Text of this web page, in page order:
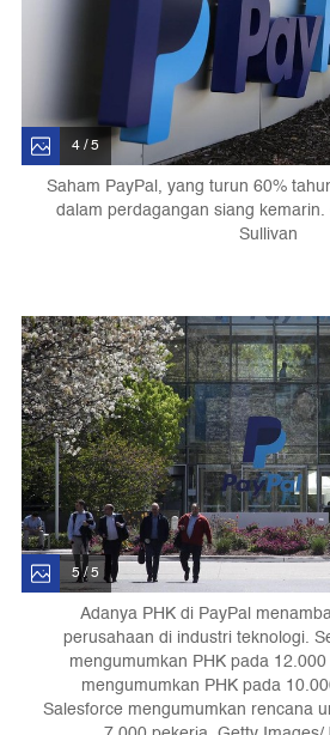
4 / 5
Saham PayPal, yang turun 60%
dalam perdagangan siang
Sullivan
5 / 5
Adanya PHK di PayPal
perusahaan di industri teknologi.
mengumumkan PHK pada
mengumumkan PHK pada
Salesforce mengumumkan rencana